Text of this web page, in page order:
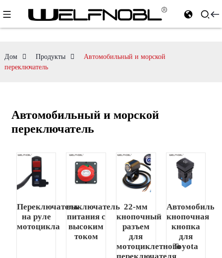
Дом Продукты
Автомобильный и морской
переключатель
Автомобильный и морской
переключатель
Переключатель
на руле
мотоцикла
выключатель
питания с
высоким
током
22-мм
кнопочный
разъем
для
мотоциклетного
переключателя
кнопочная
кнопка
для
Toyota